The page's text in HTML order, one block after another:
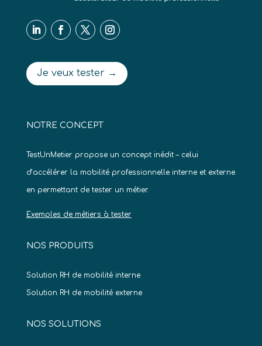
Je veux tester →
NOTRE CONCEPT
TestUnMetier propose un concept inédit – celui
d’accélérer la mobilité professionnelle interne et externe
en permettant de tester un métier.
Exemples de métiers à tester
NOS PRODUITS
Solution RH de mobilité interne
Solution RH de mobilité externe
NOS SOLUTIONS